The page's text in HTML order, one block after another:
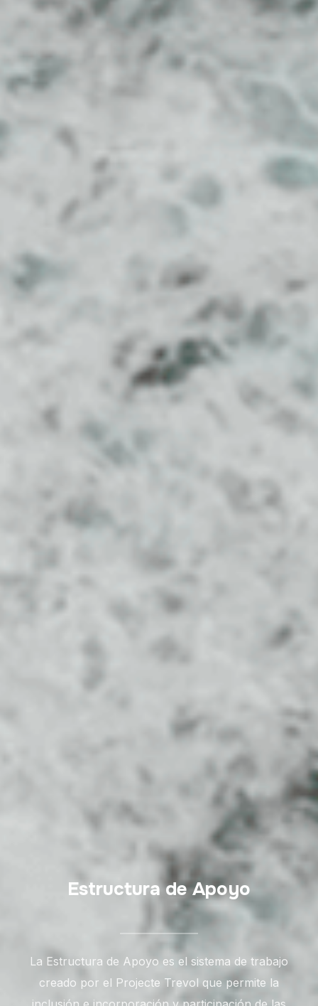
Estructura de Apoyo
La Estructura de Apoyo es el sistema de trabajo
creado por el Projecte Trevol que permite la